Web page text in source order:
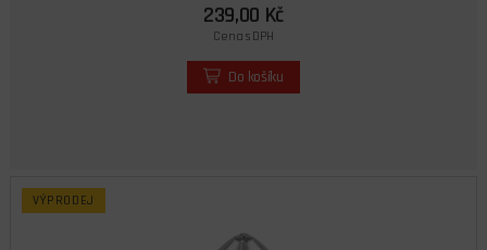
239,00 Kč
Cena s DPH
Do košíku
VÝPRODEJ